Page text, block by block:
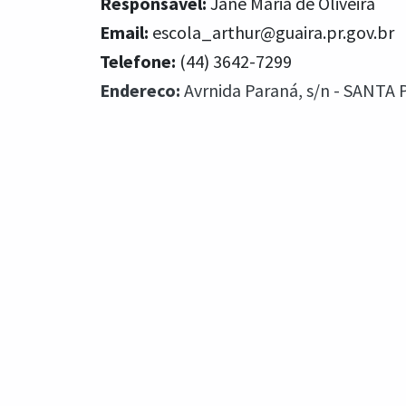
Email: escola_arthur@guaira.pr.gov.br
Telefone: (44) 3642-7299
Endereco: Avrnida Paraná, s/n - SANTA